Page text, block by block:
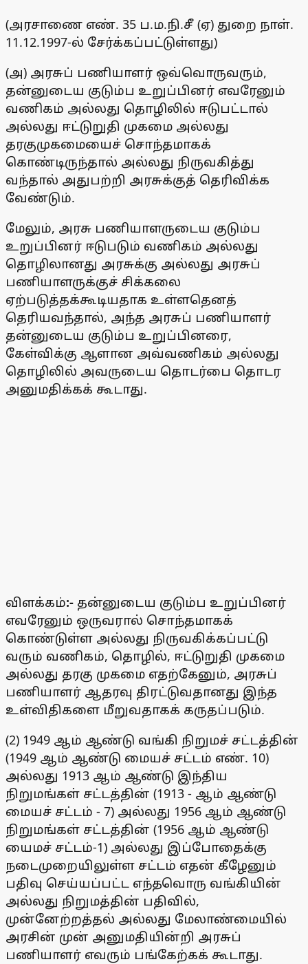
(அரசாணை எண். 35 ப.ம.நி.சீ (ஏ) துறை நாள்.
11.12.1997-ல் சேர்க்கப்பட்டுள்ளது)
(அ) அரசுப் பணியாளர் ஒவ்வொருவரும்,
தன்னுடைய குடும்ப உறுப்பினர் எவரேனும்
வணிகம் அல்லது தொழிலில் ஈடுபட்டால்
அல்லது ஈட்டுறுதி முகமை அல்லது
தரகுமுகமையைச் சொந்தமாகக்
கொண்டிருந்தால் அல்லது நிருவகித்து
வந்தால் அதுபற்றி அரசுக்குத் தெரிவிக்க
வேண்டும்.
மேலும், அரசு பணியாளருடைய குடும்ப
உறுப்பினர் ஈடுபடும் வணிகம் அல்லது
தொழிலானது அரசுக்கு அல்லது அரசுப்
பணியாளருக்குச் சிக்கலை
ஏற்படுத்தக்கூடியதாக உள்ளதெனத்
தெரியவந்தால், அந்த அரசுப் பணியாளர்
தன்னுடைய குடும்ப உறுப்பினரை,
கேள்விக்கு ஆளான அவ்வணிகம் அல்லது
தொழிலில் அவருடைய தொடர்பை தொடர
அனுமதிக்கக் கூடாது.
விளக்கம்:- தன்னுடைய குடும்ப உறுப்பினர்
எவரேனும் ஒருவரால் சொந்தமாகக்
கொண்டுள்ள அல்லது நிருவகிக்கப்பட்டு
வரும் வணிகம், தொழில், ஈட்டுறுதி முகமை
அல்லது தரகு முகமை எதற்கேனும், அரசுப்
பணியாளர் ஆதரவு திரட்டுவதானது இந்த
உள்விதிகளை மீறுவதாகக் கருதப்படும்.
(2) 1949 ஆம் ஆண்டு வங்கி நிறுமச் சட்டத்தின்
(1949 ஆம் ஆண்டு மையச் சட்டம் எண். 10)
அல்லது 1913 ஆம் ஆண்டு இந்திய
நிறுமங்கள் சட்டத்தின் (1913 - ஆம் ஆண்டு
மையச் சட்டம் - 7) அல்லது 1956 ஆம் ஆண்டு
நிறுமங்கள் சட்டத்தின் (1956 ஆம் ஆண்டு
யைமச் சட்டம்-1) அல்லது இப்போதைக்கு
நடைமுறையிலுள்ள சட்டம் எதன் கீழேனும்
பதிவு செய்யப்பட்ட எந்தவொரு வங்கியின்
அல்லது நிறுமத்தின் பதிவில்,
முன்னேற்றத்தல் அல்லது மேலாண்மையில்
அரசின் முன் அனுமதியின்றி அரசுப்
பணியாளர் எவரும் பங்கேற்கக் கூடாது.